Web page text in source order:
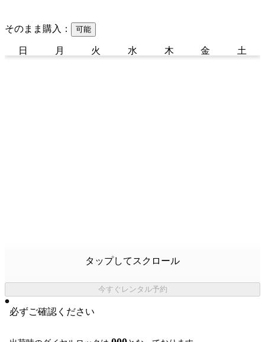
そのまま購入： 可能
日 月 火 水 木 金 土
タップしてスクロール
今すぐレンタル予約
必ずご確認ください